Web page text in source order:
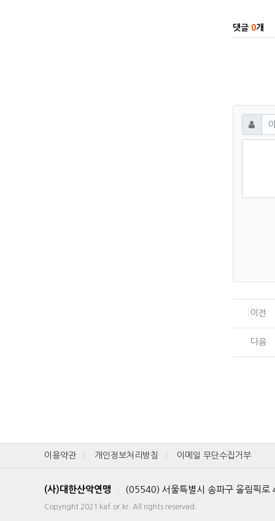
댓글 0개
댓글
이름 필수
이전
다음
이용약관 개인정보처리방침 이메일 무단수집거부
(사)대한산악연맹 (05540) 서울특별시 송파구 올림픽
Copyright 2021 kaf.or.kr. All rights reserved.